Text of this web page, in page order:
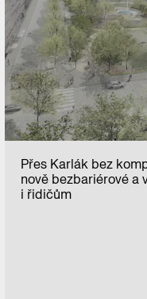
Přes Karlák bez
nově bezbariérové a
i řidičům